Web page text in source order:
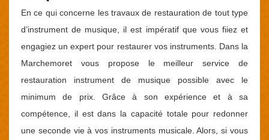
En ce qui concerne les travaux de restauration de tout type
d’instrument de musique, il est impératif que vous fiiez et
engagiez un expert pour restaurer vos instruments. Dans la
Marchemoret vous propose le meilleur service de
restauration instrument de musique possible avec le
minimum de prix. Grâce à son expérience et à sa
compétence, il est dans la capacité totale pour redonner
une seconde vie à vos instruments musicale. Alors, si vous